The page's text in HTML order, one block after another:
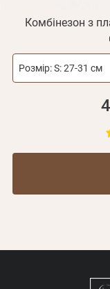
Комбінезон з
Розмір:S: 27-31 см